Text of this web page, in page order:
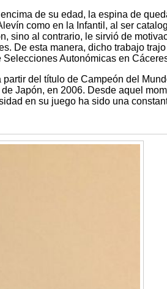
de su edad, la espina de
como en la Infantil, al ser
sino al contrario, le sirvió de
De esta manera, dicho trabajo
Autonómicas en
del título de Campeón del
Japón, en 2006. Desde aquel
en su juego ha sido una